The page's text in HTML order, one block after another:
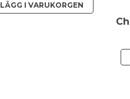
LÄGG I VARUKORGEN